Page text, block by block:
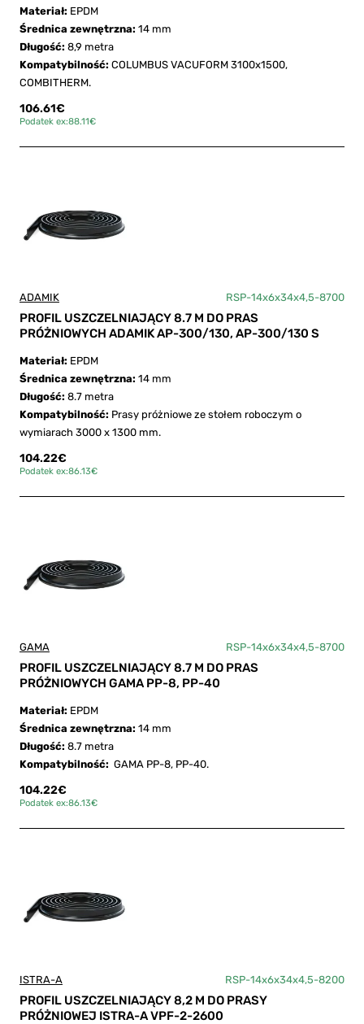
Materiał: EPDM
Średnica zewnętrzna: 14 mm
Długość: 8,9 metra
Kompatybilność: COLUMBUS VACUFORM 3100x1500,
COMBITHERM.
106.61€
Podatek ex:88.11€
ADAMIK RSP-14x6x34x4,5-8700
PROFIL USZCZELNIAJĄCY 8.7 M DO PRAS
PRÓŻNIOWYCH ADAMIK AP-300/130, AP-300/130 S
Materiał: EPDM
Średnica zewnętrzna: 14 mm
Długość: 8.7 metra
Kompatybilność: Prasy próżniowe ze stołem roboczym o
wymiarach 3000 x 1300 mm.
104.22€
Podatek ex:86.13€
GAMA RSP-14x6x34x4,5-8700
PROFIL USZCZELNIAJĄCY 8.7 M DO PRAS
PRÓŻNIOWYCH GAMA PP-8, PP-40
Materiał: EPDM
Średnica zewnętrzna: 14 mm
Długość: 8.7 metra
Kompatybilność: GAMA PP-8, PP-40.
104.22€
Podatek ex:86.13€
ISTRA-A RSP-14x6x34x4,5-8200
PROFIL USZCZELNIAJĄCY 8,2 M DO PRASY
PRÓŻNIOWEJ ISTRA-A VPF-2-2600